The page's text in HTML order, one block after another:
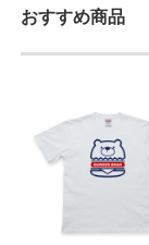
おすすめ商品